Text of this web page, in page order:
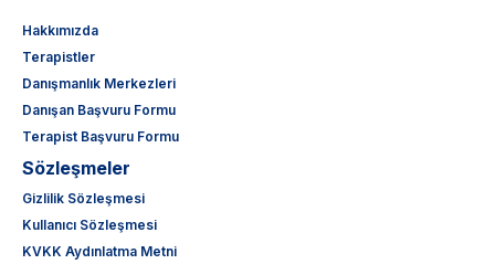
Hakkımızda
Terapistler
Danışmanlık Merkezleri
Danışan Başvuru Formu
Terapist Başvuru Formu
Sözleşmeler
Gizlilik Sözleşmesi
Kullanıcı Sözleşmesi
KVKK Aydınlatma Metni